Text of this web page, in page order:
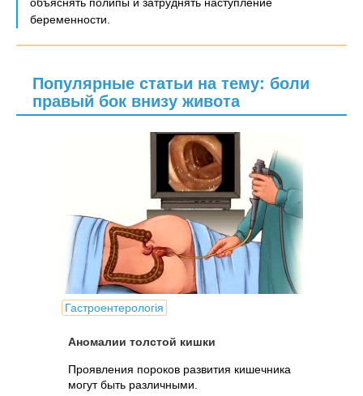
беременности.
Популярные статьи на тему: боли
правый бок внизу живота
Гастроентерологія
Аномалии толстой кишки
Проявления пороков развития кишечника
могут быть различными.